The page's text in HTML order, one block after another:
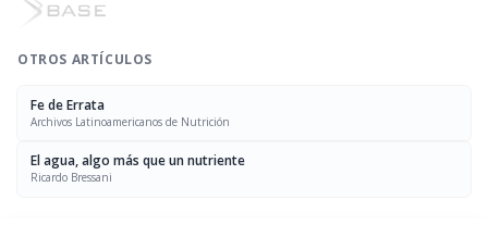
OTROS ARTÍCULOS
Fe de Errata
Archivos Latinoamericanos de Nutrición
El agua, algo más que un nutriente
Ricardo Bressani